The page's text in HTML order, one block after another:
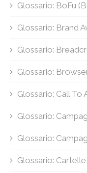
Glossario: BoFu
Glossario: Brand
Glossario:
Glossario:
Glossario: Call To
Glossario:
Glossario:
Glossario: Cartelle